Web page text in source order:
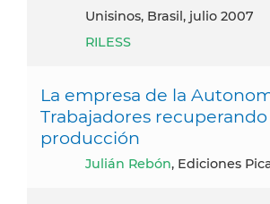
Unisinos, Brasil, julio 2007
RILESS
La empresa de la
Trabajadores recuperando
producción
Julián Rebón, Ediciones